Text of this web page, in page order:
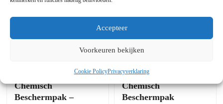
Accepteer
Voorkeuren bekijken
Cookie PolicyPrivacyverklaring
op
gekozen
op
de
PROTEC Classic
Chemisch
Beschermpak –
ProChem I CLF A B
Chemisch
Beschermpak